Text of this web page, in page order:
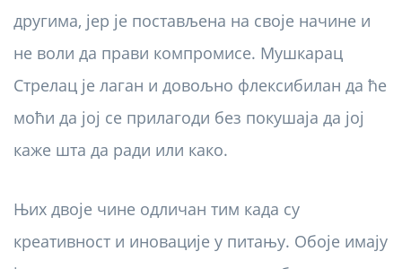
другима, јер је постављена на своје начине и
не воли да прави компромисе. Мушкарац
Стрелац је лаган и довољно флексибилан да ће
моћи да јој се прилагоди без покушаја да јој
каже шта да ради или како.
Њих двоје чине одличан тим када су
креативност и иновације у питању. Обоје имају